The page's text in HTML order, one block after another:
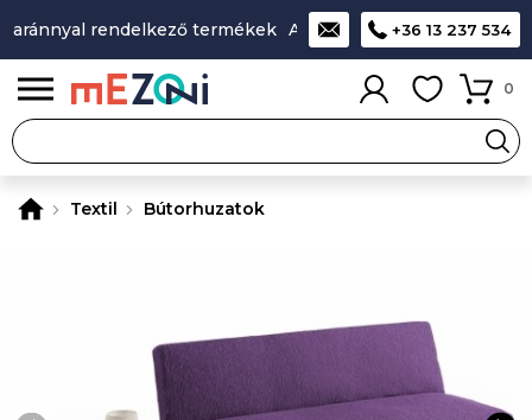
rendelkező termékek A legjobb design-minőség-ár
+36 13 237 534
0
Textil Bútorhuzatok